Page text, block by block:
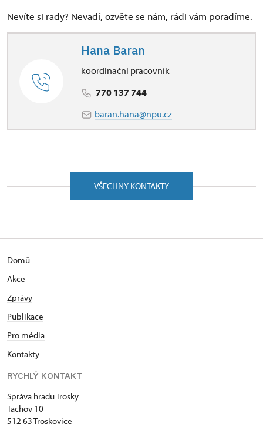
Nevíte si rady? Nevadí, ozvěte se nám, rádi vám poradíme.
Hana Baran
koordinační pracovník
770 137 744
baran.hana@npu.cz
VŠECHNY KONTAKTY
Domů
Akce
Zprávy
Publikace
Pro média
Kontakty
RYCHLÝ KONTAKT
Správa hradu Trosky
Tachov 10
512 63 Troskovice